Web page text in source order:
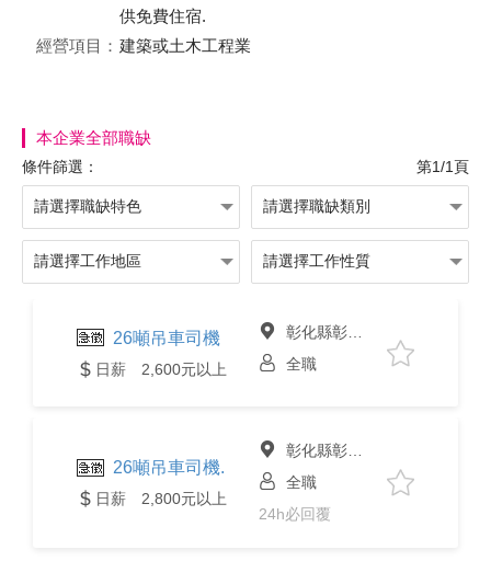
供免費住宿.
經營項目： 建築或土木工程業
本企業全部職缺
條件篩選： 第1/1頁
26噸吊車司機
日薪 2,600元以上
彰化縣彰化市
全職
26噸吊車司機.
日薪 2,800元以上
彰化縣彰化市
全職
24h必回覆